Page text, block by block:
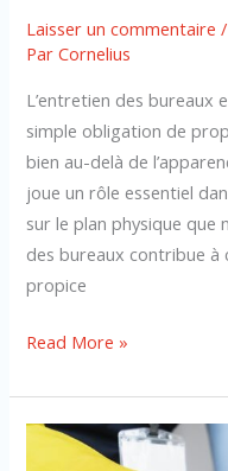
Laisser un commentaire /
ParCornelius
L’entretien des bureaux
simple obligation de
bien au-delà de
joue un rôle essentiel
sur le plan physique que
des bureaux contribue à
propice
Read More »
Nettoyage